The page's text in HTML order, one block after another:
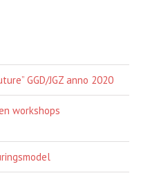
GGD/JGZ anno 2020
workshops